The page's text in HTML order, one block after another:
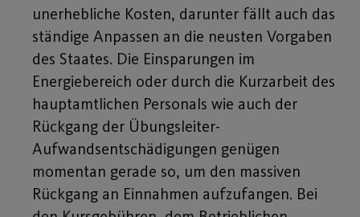
unerhebliche Kosten, darunter fällt auch das
ständige Anpassen an die neusten Vorgaben
des Staates. Die Einsparungen im
Energiebereich oder durch die Kurzarbeit des
hauptamtlichen Personals wie auch der
Rückgang der Übungsleiter-
Aufwandsentschädigungen genügen
momentan gerade so, um den massiven
Rückgang an Einnahmen aufzufangen. Bei